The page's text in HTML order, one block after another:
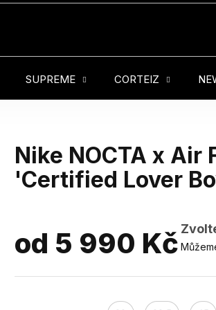
SUPREME CORTEIZ
Nike NOCTA x Air
'Certified Lover
od 5 990 Kč